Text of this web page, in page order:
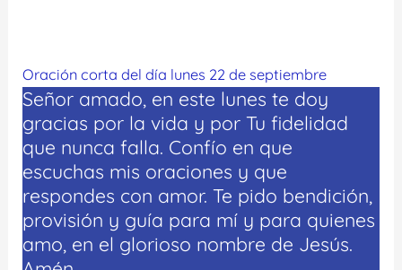
Oración corta del día lunes 22 de septiembre
Señor amado, en este lunes te doy
gracias por la vida y por Tu fidelidad
que nunca falla. Confío en que
escuchas mis oraciones y que
respondes con amor. Te pido bendición,
provisión y guía para mí y para quienes
amo, en el glorioso nombre de Jesús.